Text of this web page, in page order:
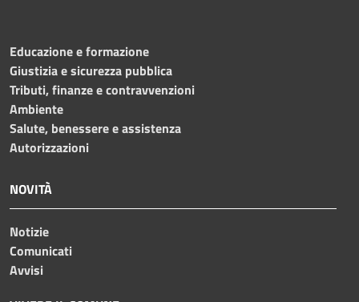
Educazione e formazione
Giustizia e sicurezza pubblica
Tributi, finanze e contravvenzioni
Ambiente
Salute, benessere e assistenza
Autorizzazioni
NOVITÀ
Notizie
Comunicati
Avvisi